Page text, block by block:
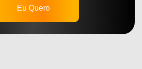
Eu Quero